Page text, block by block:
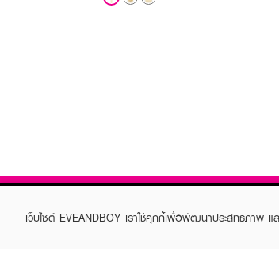
เว็บไซต์ EVEANDBOY เราใช้คุกกี้เพื่อพัฒนาประสิทธิภาพ